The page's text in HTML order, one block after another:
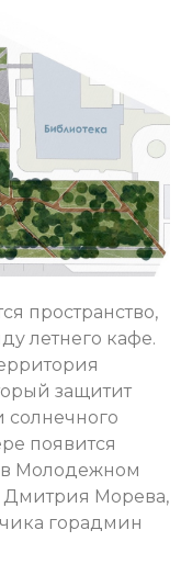
пространство,
летнего кафе.
защитит
солнечного
появится
в Молодежном
Дмитрия Морева,
горадмин